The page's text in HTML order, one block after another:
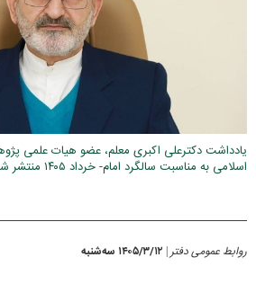
یادداشت دکترعلی اکبری معلم، عضو هیات علمی
اسلامی به مناسبت سالگرد امام- خرداد ۱۴۰۵ منتشر شد.
روابط عمومی دفتر | ۱۴۰۵/۳/۱۲ سه‌شنبه